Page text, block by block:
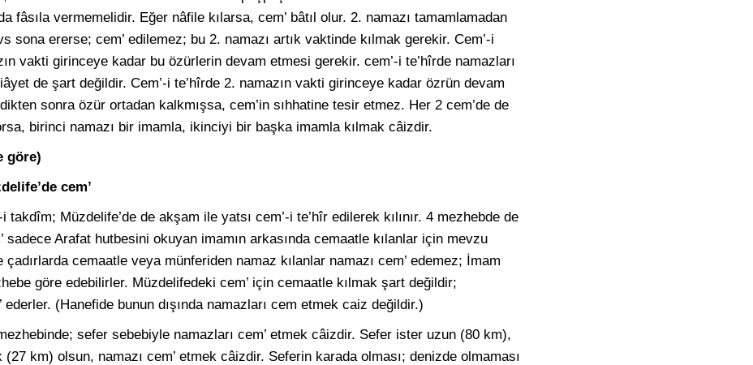
fâsıla vermemelidir. Eğer nâfile kılarsa, cem’ bâtıl olur. 2. namazı tamamlamadan
sona ererse; cem’ edilemez; bu 2. namazı artık vaktinde kılmak gerekir. Cem’-i
vakti girinceye kadar bu özürlerin devam etmesi gerekir. cem’-i te’hîrde namazları
de şart değildir. Cem’-i te’hîrde 2. namazın vakti girinceye kadar özrün devam
sonra özür ortadan kalkmışsa, cem’in sıhhatine tesir etmez. Her 2 cem’de de
birinci namazı bir imamla, ikinciyi bir başka imamla kılmak câizdir.
göre)
cem’
Müzdelife’de de akşam ile yatsı cem’-i te’hîr edilerek kılınır. 4 mezhebde de
sadece Arafat hutbesini okuyan imamın arkasında cemaatle kılanlar için mevzu
cemaatle veya münferiden namaz kılanlar namazı cem’ edemez; İmam
göre edebilirler. Müzdelifedeki cem’ için cemaatle kılmak şart değildir;
ederler. (Hanefide bunun dışında namazları cem etmek caiz değildir.)
sefer sebebiyle namazları cem’ etmek câizdir. Sefer ister uzun (80 km),
km) olsun, namazı cem’ etmek câizdir. Seferin karada olması; denizde olmaması